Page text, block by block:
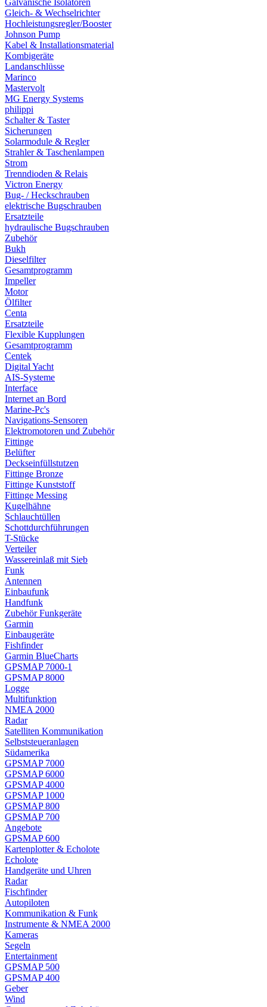
Galvanische Isolatoren
Gleich- & Wechselrichter
Hochleistungsregler/Booster
Johnson Pump
Kabel & Installationsmaterial
Kombigeräte
Landanschlüsse
Marinco
Mastervolt
MG Energy Systems
philippi
Schalter & Taster
Sicherungen
Solarmodule & Regler
Strahler & Taschenlampen
Strom
Trenndioden & Relais
Victron Energy
Bug- / Heckschrauben
elektrische Bugschrauben
Ersatzteile
hydraulische Bugschrauben
Zubehör
Bukh
Dieselfilter
Gesamtprogramm
Impeller
Motor
Ölfilter
Centa
Ersatzteile
Flexible Kupplungen
Gesamtprogramm
Centek
Digital Yacht
AIS-Systeme
Interface
Internet an Bord
Marine-Pc's
Navigations-Sensoren
Elektromotoren und Zubehör
Fittinge
Belüfter
Deckseinfüllstutzen
Fittinge Bronze
Fittinge Kunststoff
Fittinge Messing
Kugelhähne
Schlauchtüllen
Schottdurchführungen
T-Stücke
Verteiler
Wassereinlaß mit Sieb
Funk
Antennen
Einbaufunk
Handfunk
Zubehör Funkgeräte
Garmin
Einbaugeräte
Fishfinder
Garmin BlueCharts
GPSMAP 7000-1
GPSMAP 8000
Logge
Multifunktion
NMEA 2000
Radar
Satelliten Kommunikation
Selbststeueranlagen
Südamerika
GPSMAP 7000
GPSMAP 6000
GPSMAP 4000
GPSMAP 1000
GPSMAP 800
GPSMAP 700
Angebote
GPSMAP 600
Kartenplotter & Echolote
Echolote
Handgeräte und Uhren
Radar
Fischfinder
Autopiloten
Kommunikation & Funk
Instrumente & NMEA 2000
Kameras
Segeln
Entertainment
GPSMAP 500
GPSMAP 400
Geber
Wind